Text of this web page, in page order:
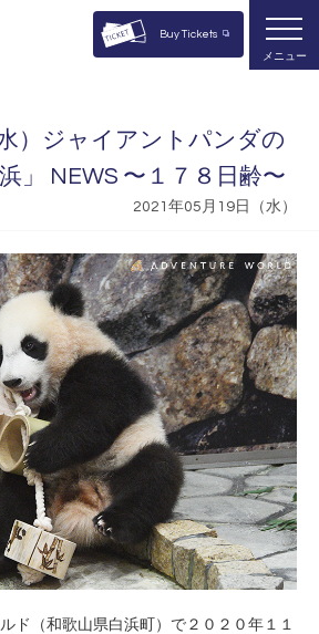
Buy Tickets
メニュー
）ジャイアントパンダの
」 NEWS 〜１７８日齢〜
2021年05月19日（水）
ド（和歌山県白浜町）で２０２０年１１